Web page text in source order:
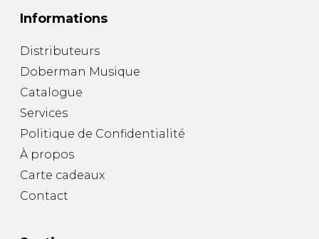
Informations
Distributeurs
Doberman Musique
Catalogue
Services
Politique de Confidentialité
À propos
Carte cadeaux
Contact